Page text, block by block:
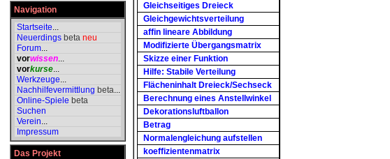
Navigation
Startseite...
Neuerdings beta neu
Forum...
vorwissen...
vorkurse...
Werkzeuge...
Nachhilfevermittlung beta...
Online-Spiele beta
Suchen
Verein...
Impressum
Das Projekt
Gleichseitiges Dreieck
Gleichgewichtsverteilung
affin lineare Abbildung
Modifizierte Übergangsmatrix
Skizze einer Funktion
Hilfe: Stabile Verteilung
Flächeninhalt Dreieck/Sechseck
Berechnung eines Anstellwinkel
Dekorationsluftballon
Betrag
Normalengleichung aufstellen
koeffizientenmatrix